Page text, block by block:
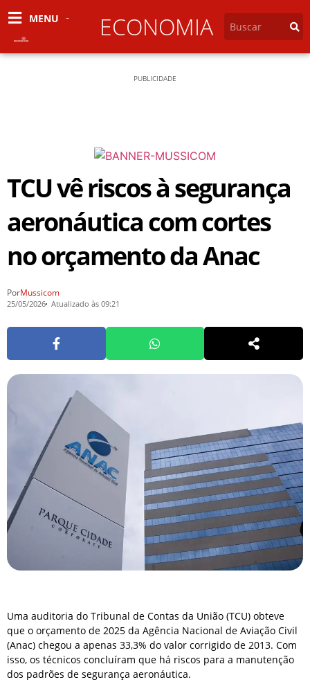
MENU ECONOMIA
PUBLICIDADE
TCU vê riscos à segurança
aeronáutica com cortes
no orçamento da Anac
PorMussicom
25/05/2026 Atualizado às 09:21
Uma auditoria do Tribunal de Contas da União (TCU) obteve
que o orçamento de 2025 da Agência Nacional de Aviação Civil
(Anac) chegou a apenas 33,3% do valor corrigido de 2013. Com
isso, os técnicos concluíram que há riscos para a manutenção
dos padrões de segurança aeronáutica.